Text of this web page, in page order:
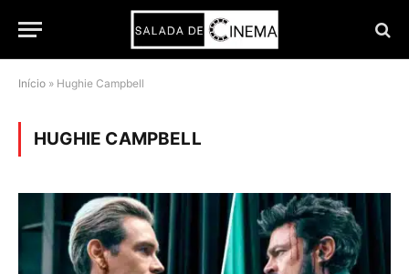
Início » Hughie Campbell
HUGHIE CAMPBELL